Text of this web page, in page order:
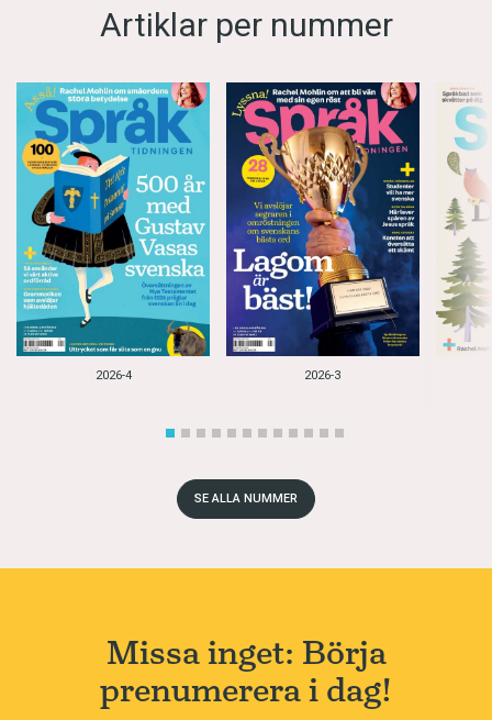
Artiklar per nummer
2026-4 2026-3
SE ALLA NUMMER
Missa inget: Börja
prenumerera i dag!